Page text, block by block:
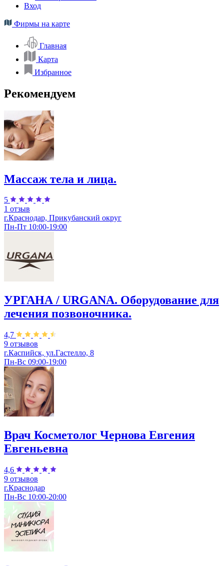
Вход
Фирмы на карте
Главная
Карта
Избранное
Рекомендуем
Массаж тела и лица.
5
1 отзыв
г.Краснодар, Прикубанский округ
Пн-Пт 10:00-19:00
УРГАНА / URGANA. Оборудование для
лечения позвоночника.
4,7
9 отзывов
г.Каспийск, ул.Гастелло, 8
Пн-Вс 09:00-19:00
Врач Косметолог Чернова Евгения
Евгеньевна
4,6
9 отзывов
г.Краснодар
Пн-Вс 10:00-20:00